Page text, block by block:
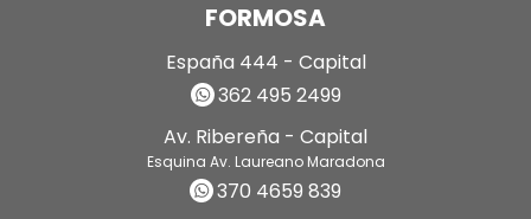
FORMOSA
España 444 - Capital
362 495 2499
Av. Ribereña - Capital
Esquina Av. Laureano Maradona
370 4659 839